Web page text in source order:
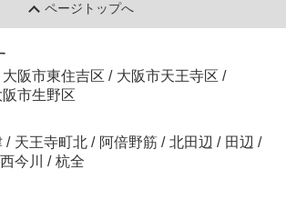
ページトップへ
大阪市東住吉区 / 大阪市天王寺区 /
阪市生野区
/ 天王寺町北 / 阿倍野筋 / 北田辺 / 田辺 /
西今川 / 杭全